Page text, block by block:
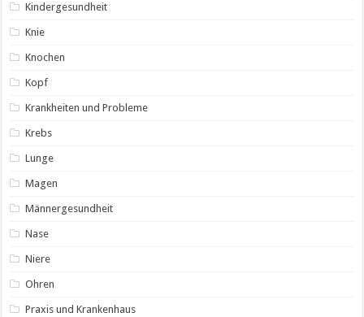
Kindergesundheit
Knie
Knochen
Kopf
Krankheiten und Probleme
Krebs
Lunge
Magen
Männergesundheit
Nase
Niere
Ohren
Praxis und Krankenhaus